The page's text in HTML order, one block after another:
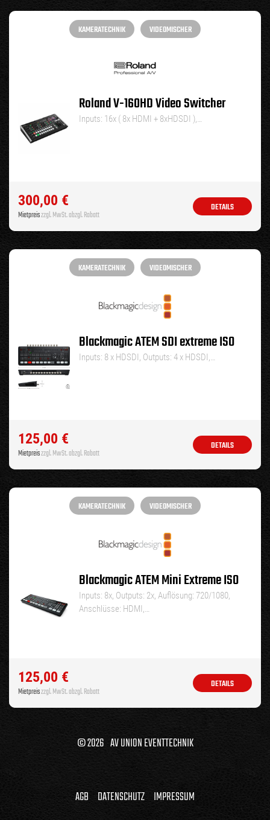
KAMERATECHNIK VIDEOMISCHER
Roland V-160HD Video Switcher
Inputs: 16x ( 8x HDMI + 8xHDSDI ),…
300,00 €
Mietpreiszzgl. MwSt. abzgl. Rabatt
DETAILS
KAMERATECHNIK VIDEOMISCHER
Blackmagic ATEM SDI extreme ISO
Inputs: 8 x HDSDI, Outputs: 4 x HDSDI,…
125,00 €
Mietpreiszzgl. MwSt. abzgl. Rabatt
DETAILS
KAMERATECHNIK VIDEOMISCHER
Blackmagic ATEM Mini Extreme ISO
Inputs: 8x, Outputs: 2x, Auflösung: 720/1080,
Anschlüsse: HDMI,…
125,00 €
Mietpreiszzgl. MwSt. abzgl. Rabatt
DETAILS
© 2026 AV UNION EVENTTECHNIK
AGB DATENSCHUTZ IMPRESSUM